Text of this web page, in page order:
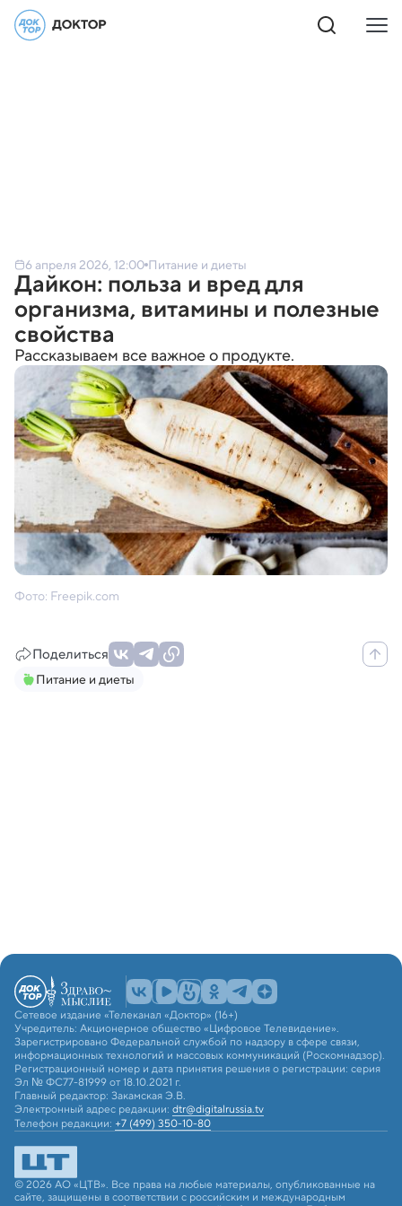
6 апреля 2026, 12:00 Питание и диеты
Дайкон: польза и вред для
организма, витамины и полезные
свойства
Рассказываем все важное о продукте.
Фото: Freepik.com
Поделиться
Питание и диеты
Сетевое издание «Телеканал «Доктор» (16+)
Учредитель: Акционерное общество «Цифровое Телевидение».
Зарегистрировано Федеральной службой по надзору в сфере связи,
информационных технологий и массовых коммуникаций (Роскомнадзор).
Регистрационный номер и дата принятия решения о регистрации: серия
Эл № ФС77-81999 от 18.10.2021 г.
Главный редактор: Закамская Э.В.
Электронный адрес редакции: dtr@digitalrussia.tv
Телефон редакции: +7 (499) 350-10-80
© 2026 АО «ЦТВ». Все права на любые материалы, опубликованные на
сайте, защищены в соответствии с российским и международным